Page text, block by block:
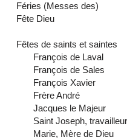
Féries (Messes des)
Fête Dieu
Fêtes de saints et saintes
François de Laval
François de Sales
François Xavier
Frère André
Jacques le Majeur
Saint Joseph, travailleur
Marie, Mère de Dieu